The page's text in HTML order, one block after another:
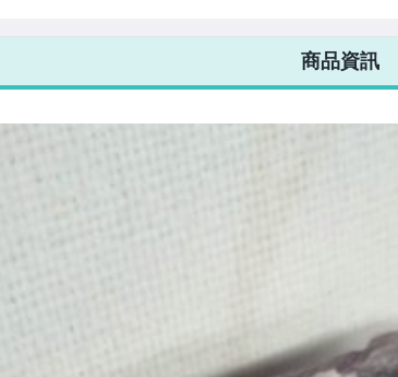
商品資訊